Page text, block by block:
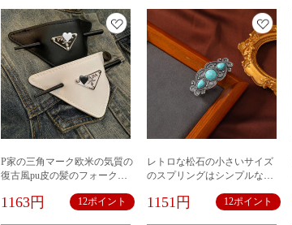
P家の三角マーク欧米の気質の
復古風pu皮の髪のフォークの
ットの赤いかんざしの髪飾り
1163円 12ポイント
レトロな松石の小さいサイズ
のスプリングはシンプルな古
を刺して飾ります。
1151円 12ポイント